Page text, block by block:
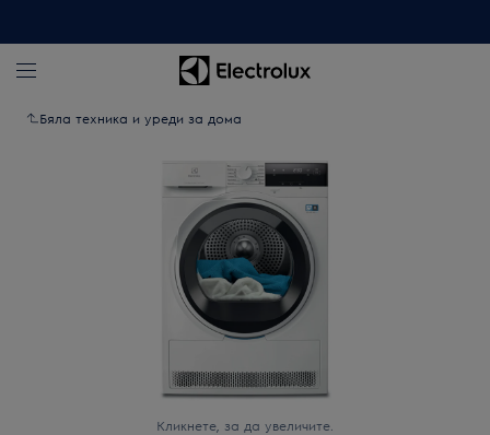
Бяла техника и уреди за дома
Кликнете, за да увеличите.